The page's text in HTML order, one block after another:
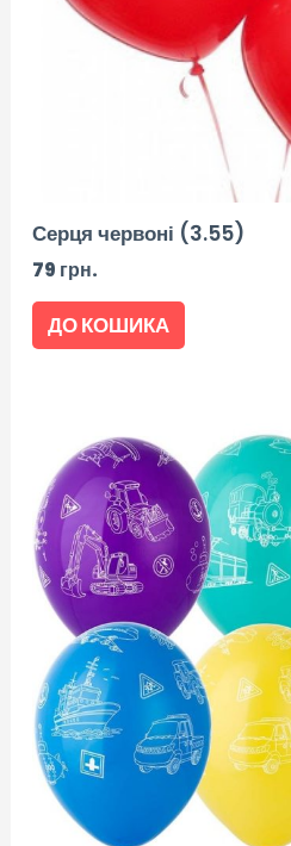
Серця червоні (3.55)
79 грн.
ДО КОШИКА